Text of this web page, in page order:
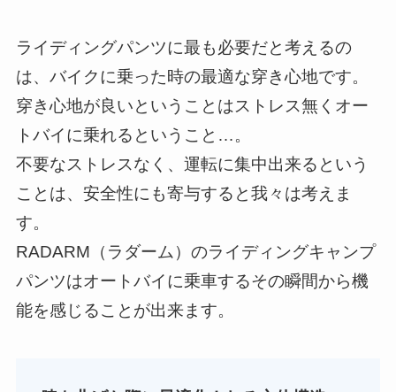
ライディングパンツに最も必要だと考えるの
は、バイクに乗った時の最適な穿き心地です。
穿き心地が良いということはストレス無くオー
トバイに乗れるということ…。
不要なストレスなく、運転に集中出来るという
ことは、安全性にも寄与すると我々は考えま
す。
RADARM（ラダーム）のライディングキャンプ
パンツはオートバイに乗車するその瞬間から機
能を感じることが出来ます。